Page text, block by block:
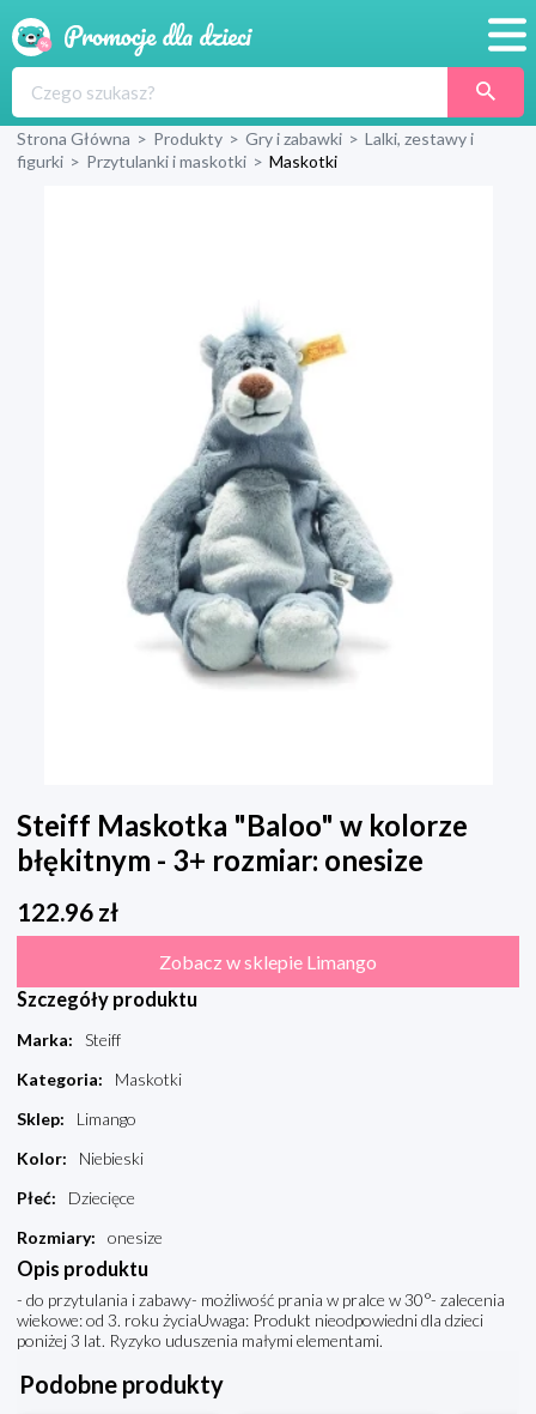
Produkty
Wyprawka
Strona Główna > Produkty > Gry i zabawki > Lalki, zestawy i
figurki > Przytulanki i maskotki > Maskotki
Steiff Maskotka "Baloo" w kolorze
błękitnym - 3+ rozmiar: onesize
122.96 zł
Zobacz w sklepie Limango
Szczegóły produktu
Marka:
Steiff
Kategoria:
Maskotki
Sklep:
Limango
Kolor:
Niebieski
Płeć:
Dziecięce
Rozmiary: onesize
Opis produktu
- do przytulania i zabawy- możliwość prania w pralce w 30°- zalecenia
wiekowe: od 3. roku życiaUwaga: Produkt nieodpowiedni dla dzieci
poniżej 3 lat. Ryzyko uduszenia małymi elementami.
Podobne produkty